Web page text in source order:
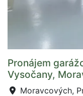
Pronájem
Vysočany,
Moravcových,